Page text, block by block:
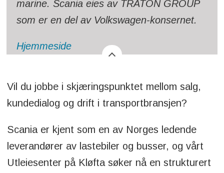
marine. Scania eies av TRATON GROUP
som er en del av Volkswagen-konsernet.
Hjemmeside
Vil du jobbe i skjæringspunktet mellom salg,
kundedialog og drift i transportbransjen?
Scania er kjent som en av Norges ledende
leverandører av lastebiler og busser, og vårt
Utleiesenter på Kløfta søker nå en strukturert